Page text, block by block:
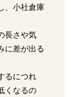
、小社倉庫
長さや気
に差が出る
るにつれ
くなるの